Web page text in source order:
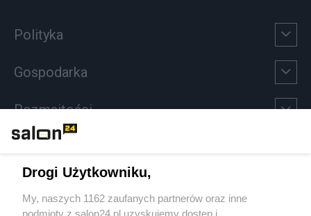
Polityka
Gospodarka
Rozmaitości
Sport
Drogi Użytkowniku,
My, naszych 1162 zaufanych partnerów oraz inne
podmioty z salon24.pl uzyskujemy dostęp i